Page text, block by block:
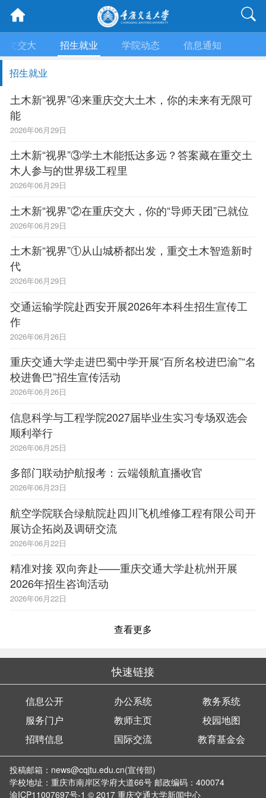
文交大 招生就业 学院动态 信息通知
招生就业
土木新“视界”④来重庆交大土木，你的未来有无限可
能
2026年06月29日
土木新“视界”③学土木能抵达多远？答案藏在重交土
木人参与的世界级工程里
2026年06月29日
土木新“视界”②在重庆交大，你的“导师天团”已就位
2026年06月29日
土木新“视界”①从山城桥都出发，重交土木智造新时
代
2026年06月29日
交通运输学院赴西安开展2026年本科生招生宣传工
作
2026年06月26日
重庆交通大学走进巴蜀中学开展“百所名校进巴渝”“名
校进鲁巴”招生宣传活动
2026年06月26日
信息科学与工程学院2027届毕业生实习专场双选会
顺利举行
2026年06月25日
多部门联动护航报考：云端领航直播收官
2026年06月23日
航空学院联合绿航院赴四川飞机维修工程有限公司开
展访企拓岗及调研交流
2026年06月22日
精准对接 双向奔赴——重庆交通大学赴杭州开展
2026年招生咨询活动
2026年06月22日
查看更多
快速链接
信息公开 办公系统
教务系统
服务门户
教师主页
校园地图
招聘信息
国际交流 教育基金会
投稿邮箱：news@cqjtu.edu.cn(宣传部)
学校地址：重庆市南岸区学府大道66号 邮政编码：400074
渝ICP11007697号-1 © 2017 重庆交通大学新闻中心